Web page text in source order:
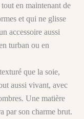
en maintenant de
et qui ne glisse
accessoire aussi
turban ou en
que la soie,
aussi vivant, avec
Une matière
par son charme brut.